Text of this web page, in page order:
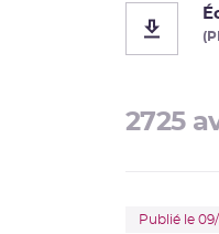
2725
Publié le